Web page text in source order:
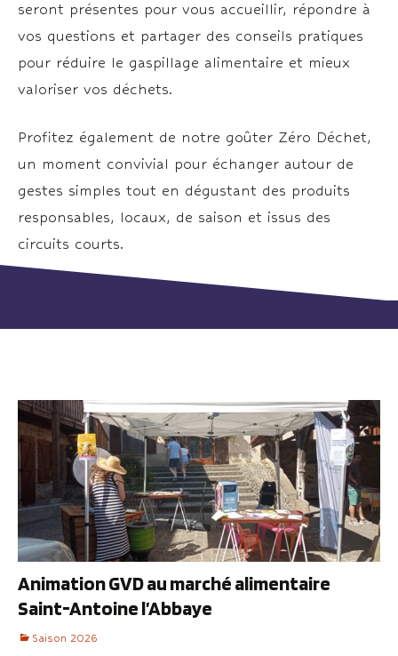
seront présentes pour vous accueillir, répondre à
vos questions et partager des conseils pratiques
pour réduire le gaspillage alimentaire et mieux
valoriser vos déchets.
Profitez également de notre goûter Zéro Déchet,
un moment convivial pour échanger autour de
gestes simples tout en dégustant des produits
responsables, locaux, de saison et issus des
circuits courts.
Animation GVD au marché alimentaire
Saint-Antoine l’Abbaye
Saison 2026